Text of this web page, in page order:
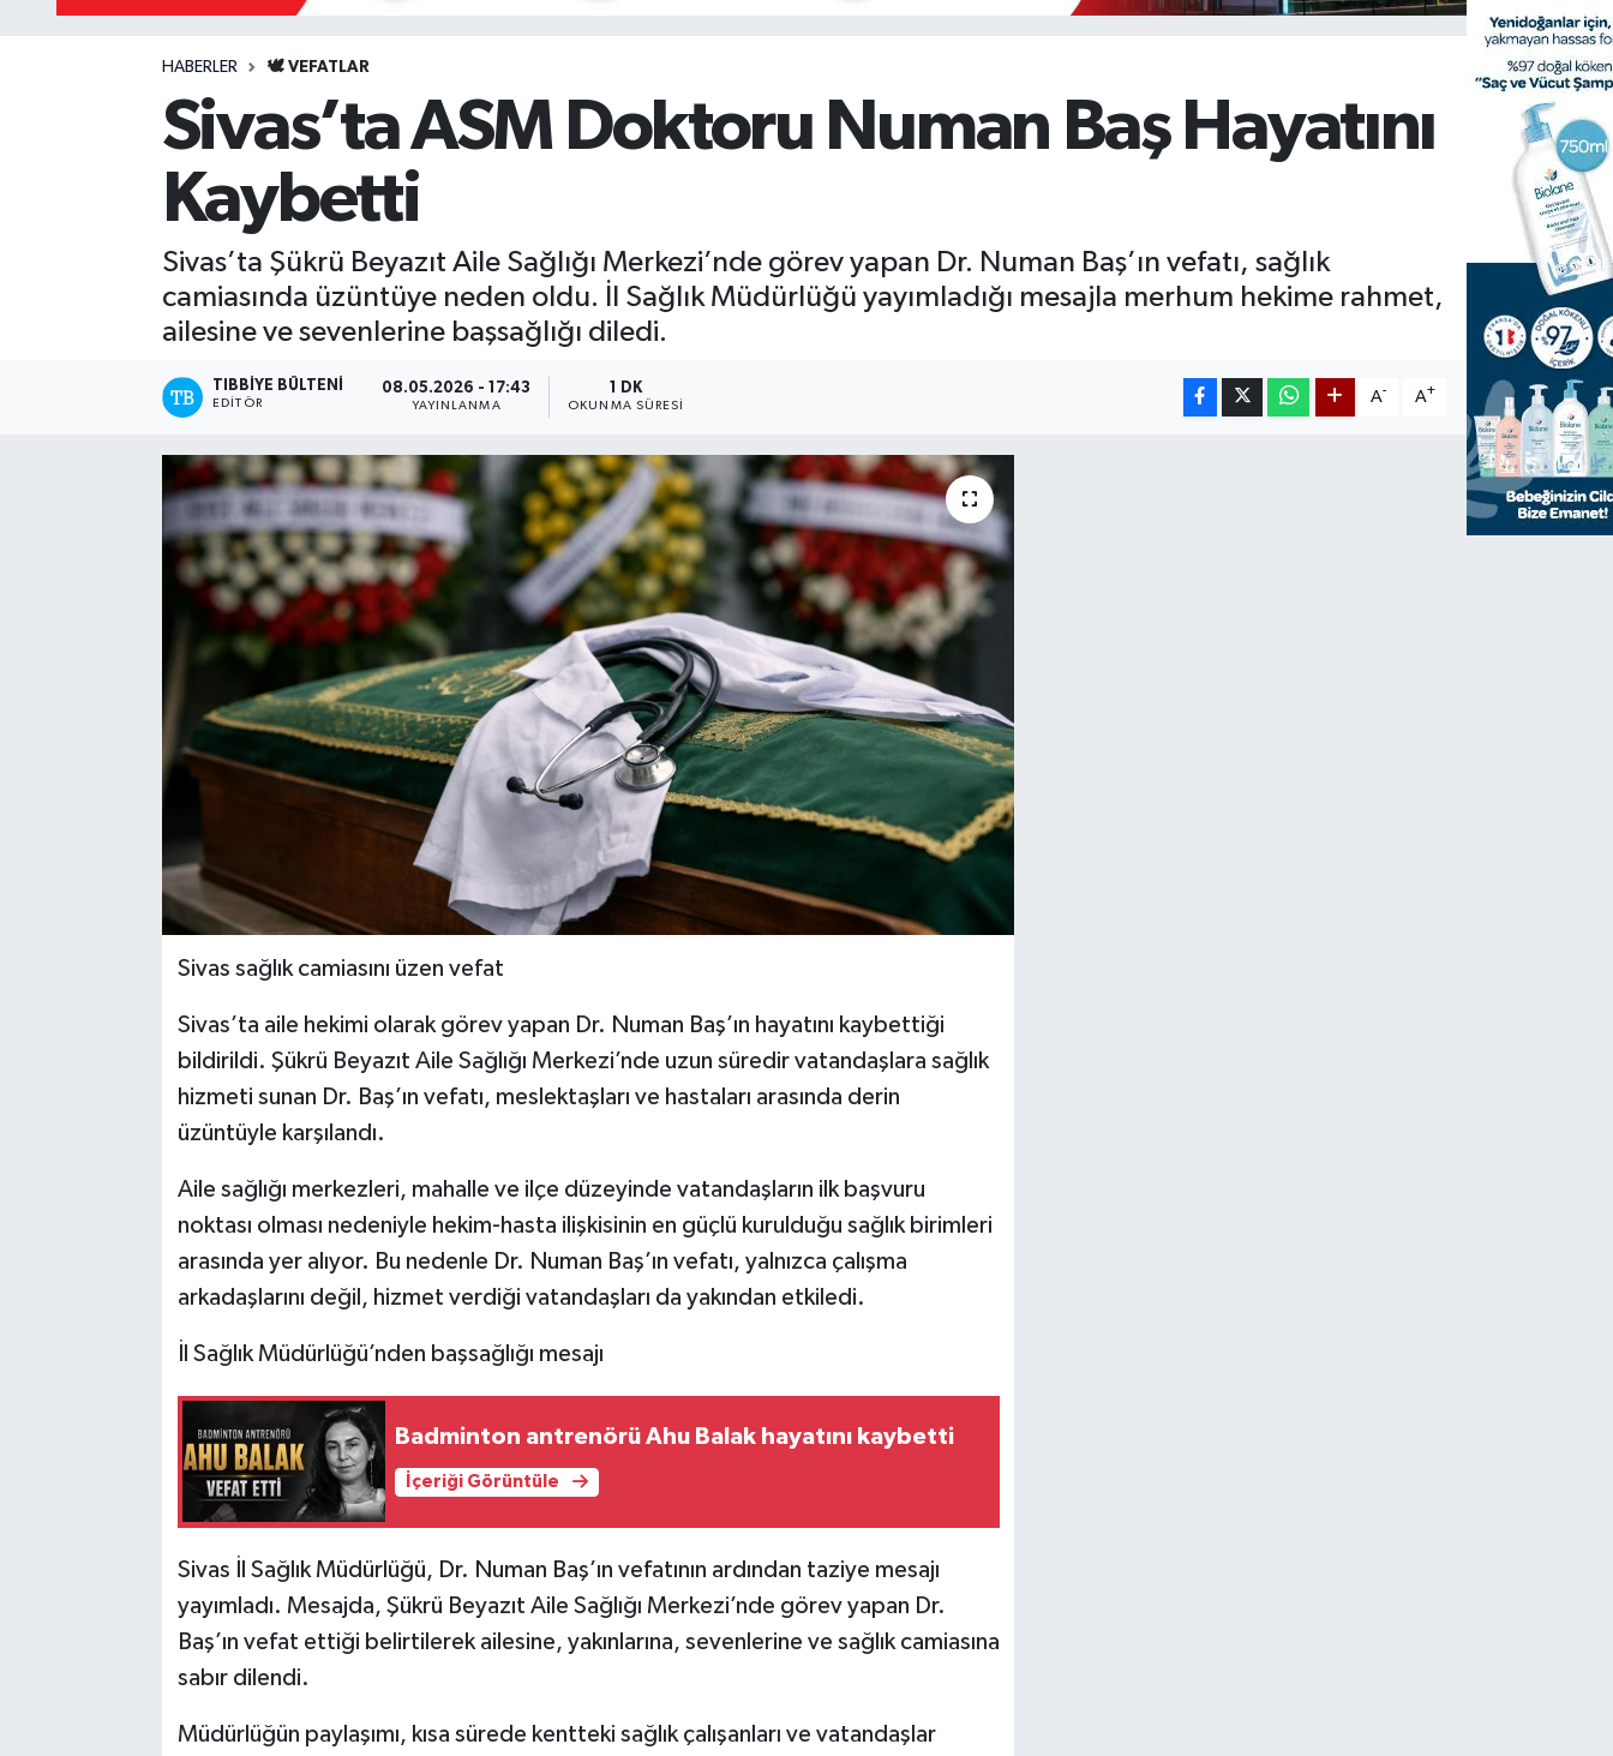
HABERLER 🕊️ VEFATLAR
Sivas’ta ASM Doktoru Numan Baş Hayatını
Kaybetti
Sivas’ta Şükrü Beyazıt Aile Sağlığı Merkezi’nde görev yapan Dr. Numan Baş’ın vefatı, sağlık
camiasında üzüntüye neden oldu. İl Sağlık Müdürlüğü yayımladığı mesajla merhum hekime rahmet,
ailesine ve sevenlerine başsağlığı diledi.
TIBBIYE BÜLTENI
EDITÖR
08.05.2026 - 17:43
YAYINLANMA
1 DK
OKUNMA SÜRESI
A- A+
Sivas sağlık camiasını üzen vefat
Sivas’ta aile hekimi olarak görev yapan Dr. Numan Baş’ın hayatını kaybettiği
bildirildi. Şükrü Beyazıt Aile Sağlığı Merkezi’nde uzun süredir vatandaşlara sağlık
hizmeti sunan Dr. Baş’ın vefatı, meslektaşları ve hastaları arasında derin
üzüntüyle karşılandı.
Aile sağlığı merkezleri, mahalle ve ilçe düzeyinde vatandaşların ilk başvuru
noktası olması nedeniyle hekim-hasta ilişkisinin en güçlü kurulduğu sağlık birimleri
arasında yer alıyor. Bu nedenle Dr. Numan Baş’ın vefatı, yalnızca çalışma
arkadaşlarını değil, hizmet verdiği vatandaşları da yakından etkiledi.
İl Sağlık Müdürlüğü’nden başsağlığı mesajı
Badminton antrenörü Ahu Balak hayatını kaybetti
İçeriği Görüntüle
Sivas İl Sağlık Müdürlüğü, Dr. Numan Baş’ın vefatının ardından taziye mesajı
yayımladı. Mesajda, Şükrü Beyazıt Aile Sağlığı Merkezi’nde görev yapan Dr.
Baş’ın vefat ettiği belirtilerek ailesine, yakınlarına, sevenlerine ve sağlık camiasına
sabır dilendi.
Müdürlüğün paylaşımı, kısa sürede kentteki sağlık çalışanları ve vatandaşlar